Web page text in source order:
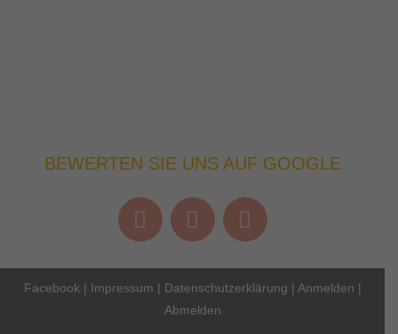
BEWERTEN SIE UNS AUF GOOGLE
Facebook | Impressum | Datenschutzerklärung | Anmelden |
Abmelden